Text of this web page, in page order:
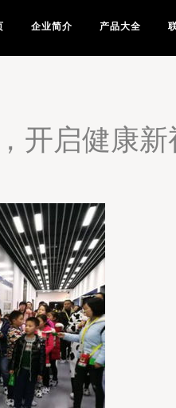
企业简介 产品大全
开启健康新